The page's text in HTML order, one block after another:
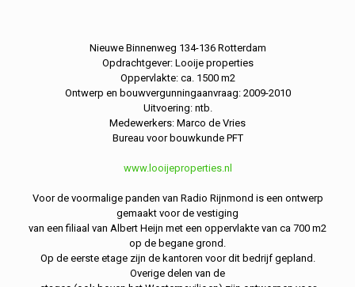
Nieuwe Binnenweg 134-136 Rotterdam
Opdrachtgever: Looije properties
Oppervlakte: ca. 1500 m2
Ontwerp en bouwvergunningaanvraag: 2009-2010
Uitvoering: ntb.
Medewerkers: Marco de Vries
Bureau voor bouwkunde PFT
www.looijeproperties.nl
Voor de voormalige panden van Radio Rijnmond is een ontwerp
gemaakt voor de vestiging
van een filiaal van Albert Heijn met een oppervlakte van ca 700 m2
op de begane grond.
Op de eerste etage zijn de kantoren voor dit bedrijf gepland.
Overige delen van de